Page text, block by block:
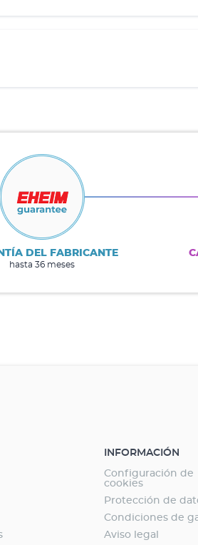
DEL FABRICANTE
hasta 36 meses
INFORMACIÓN
Configuración de
cookies
Protección de
Condiciones de
Aviso legal